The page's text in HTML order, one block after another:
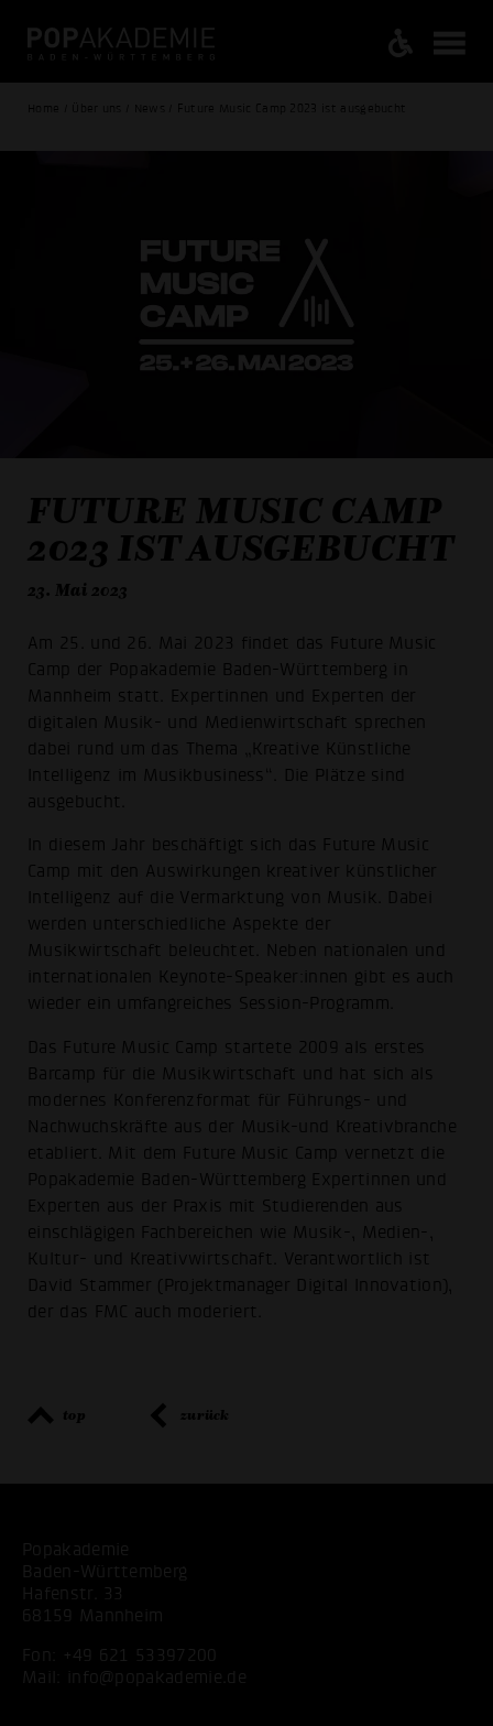
Home / Über uns / News / Future Music Camp 2023 ist ausgebucht
FUTURE MUSIC CAMP
2023 IST AUSGEBUCHT
23. Mai 2023
Am 25. und 26. Mai 2023 findet das Future Music
Camp der Popakademie Baden-Württemberg in
Mannheim statt. Expertinnen und Experten der
digitalen Musik- und Medienwirtschaft sprechen
dabei rund um das Thema „Kreative Künstliche
Intelligenz im Musikbusiness“. Die Plätze sind
ausgebucht.
In diesem Jahr beschäftigt sich das Future Music
Camp mit den Auswirkungen kreativer künstlicher
Intelligenz auf die Vermarktung von Musik. Dabei
werden unterschiedliche Aspekte der
Musikwirtschaft beleuchtet. Neben nationalen und
internationalen Keynote-Speaker:innen gibt es auch
wieder ein umfangreiches Session-Programm.
Das Future Music Camp startete 2009 als erstes
Barcamp für die Musikwirtschaft und hat sich als
modernes Konferenzformat für Führungs- und
Nachwuchskräfte aus der Musik-und Kreativbranche
etabliert. Mit dem Future Music Camp vernetzt die
Popakademie Baden-Württemberg Expertinnen und
Experten aus der Praxis mit Studierenden aus
einschlägigen Fachbereichen wie Musik-, Medien-,
Kultur- und Kreativwirtschaft. Verantwortlich ist
David Stammer (Projektmanager Digital Innovation),
der das FMC auch moderiert.
top zurück
Popakademie
Baden-Württemberg
Hafenstr. 33
68159 Mannheim
Fon:
+49 621 53397200
Mail:
info@popakademie.de